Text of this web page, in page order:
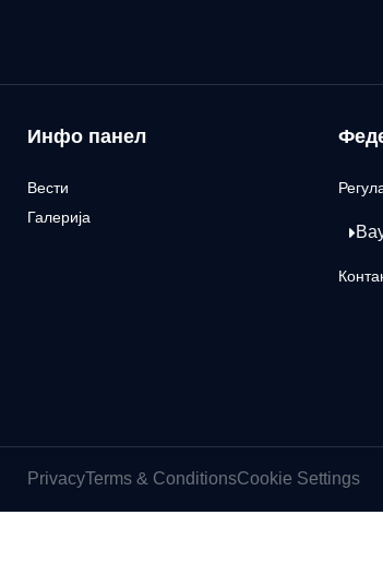
Инфо панел
Вести
Галерија
PrivacyTerms & ConditionsCookie Settings